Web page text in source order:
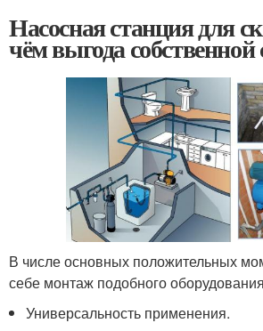
Насосная станция для
чём выгода
В числе основных положительных
себе монтаж подобного
Универсальность применения.